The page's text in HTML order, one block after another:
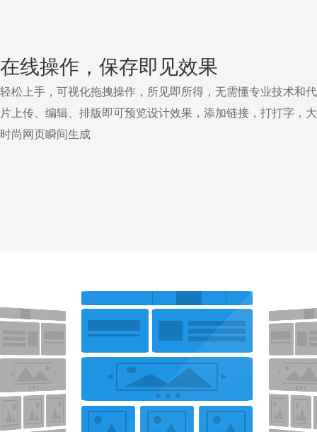
在线操作，保存即见效果
轻松上手，可视化拖拽操作，所见即所得，无需懂专业技术和
片上传、编辑、排版即可预览设计效果，添加链接，打打字，
时尚网页瞬间生成